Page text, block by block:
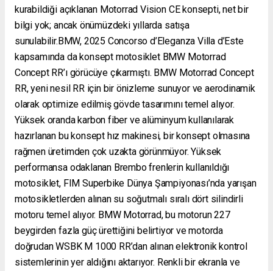
kurabildiği açıklanan Motorrad Vision CE konsepti, net bir
bilgi yok; ancak önümüzdeki yıllarda satışa
sunulabilir.BMW, 2025 Concorso d’Eleganza Villa d’Este
kapsamında da konsept motosiklet BMW Motorrad
Concept RR’ı görücüye çıkarmıştı. BMW Motorrad Concept
RR, yeni nesil RR için bir önizleme sunuyor ve aerodinamik
olarak optimize edilmiş gövde tasarımını temel alıyor.
Yüksek oranda karbon fiber ve alüminyum kullanılarak
hazırlanan bu konsept hız makinesi, bir konsept olmasına
rağmen üretimden çok uzakta görünmüyor. Yüksek
performansa odaklanan Brembo frenlerin kullanıldığı
motosiklet, FIM Superbike Dünya Şampiyonası’nda yarışan
motosikletlerden alınan su soğutmalı sıralı dört silindirli
motoru temel alıyor. BMW Motorrad, bu motorun 227
beygirden fazla güç ürettiğini belirtiyor ve motorda
doğrudan WSBK M 1000 RR’dan alınan elektronik kontrol
sistemlerinin yer aldığını aktarıyor. Renkli bir ekranla ve